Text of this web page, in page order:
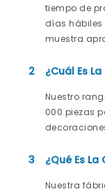
tiempo de
días hábiles
muestra
2 ¿Cuál Es
Nuestro
000 piezas
3 ¿Qué Es
Nuestra